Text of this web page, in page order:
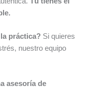
práctica? Si quieres
nuestro equipo
asesoría de